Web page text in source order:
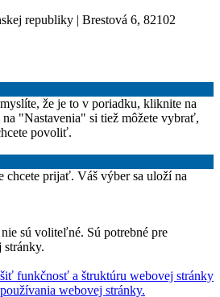
republiky | Brestová 6, 82102
že je to v poriadku, kliknite na
"Nastavenia" si tiež môžete vybrať,
povoliť.
chcete prijať. Váš výber sa uloží na
sú voliteľné. Sú potrebné pre
stránky.
funkčnosť a štruktúru webovej stránky
webovej stránky.